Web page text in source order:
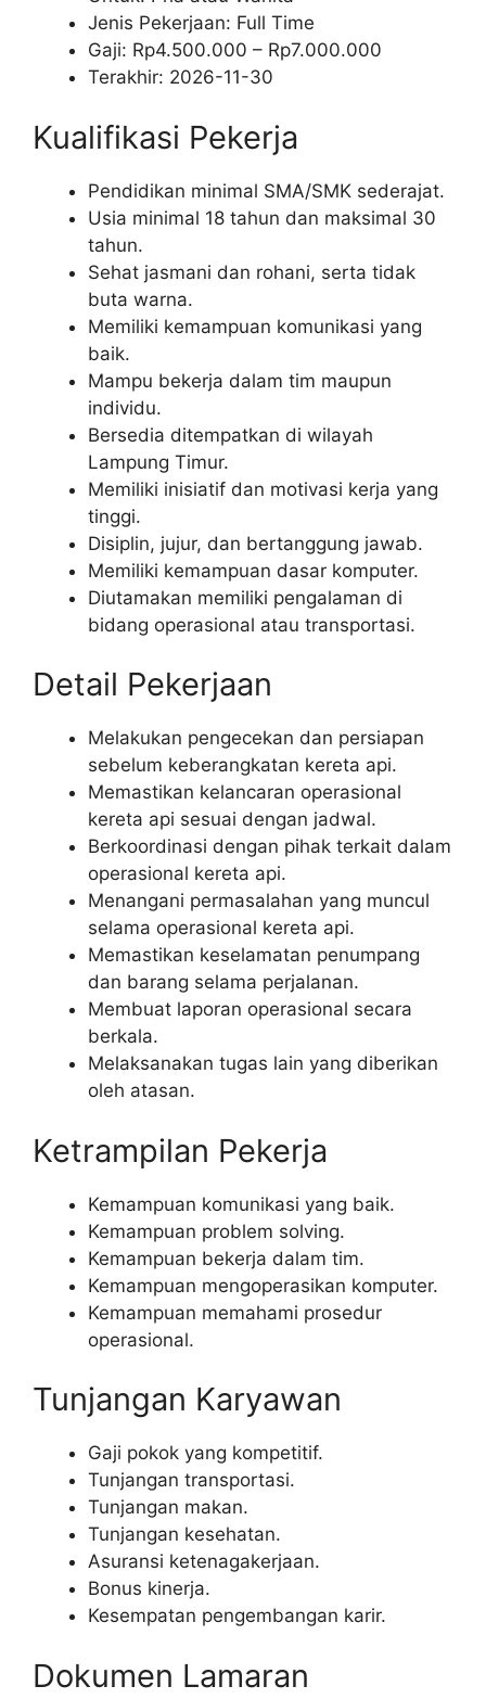
Jenis Pekerjaan: Full Time
Gaji: Rp4.500.000 – Rp7.000.000
Terakhir: 2026-11-30
Kualifikasi Pekerja
Pendidikan minimal SMA/SMK sederajat.
Usia minimal 18 tahun dan maksimal 30
tahun.
Sehat jasmani dan rohani, serta tidak
buta warna.
Memiliki kemampuan komunikasi yang
baik.
Mampu bekerja dalam tim maupun
individu.
Bersedia ditempatkan di wilayah
Lampung Timur.
Memiliki inisiatif dan motivasi kerja yang
tinggi.
Disiplin, jujur, dan bertanggung jawab.
Memiliki kemampuan dasar komputer.
Diutamakan memiliki pengalaman di
bidang operasional atau transportasi.
Detail Pekerjaan
Melakukan pengecekan dan persiapan
sebelum keberangkatan kereta api.
Memastikan kelancaran operasional
kereta api sesuai dengan jadwal.
Berkoordinasi dengan pihak terkait dalam
operasional kereta api.
Menangani permasalahan yang muncul
selama operasional kereta api.
Memastikan keselamatan penumpang
dan barang selama perjalanan.
Membuat laporan operasional secara
berkala.
Melaksanakan tugas lain yang diberikan
oleh atasan.
Ketrampilan Pekerja
Kemampuan komunikasi yang baik.
Kemampuan problem solving.
Kemampuan bekerja dalam tim.
Kemampuan mengoperasikan komputer.
Kemampuan memahami prosedur
operasional.
Tunjangan Karyawan
Gaji pokok yang kompetitif.
Tunjangan transportasi.
Tunjangan makan.
Tunjangan kesehatan.
Asuransi ketenagakerjaan.
Bonus kinerja.
Kesempatan pengembangan karir.
Dokumen Lamaran